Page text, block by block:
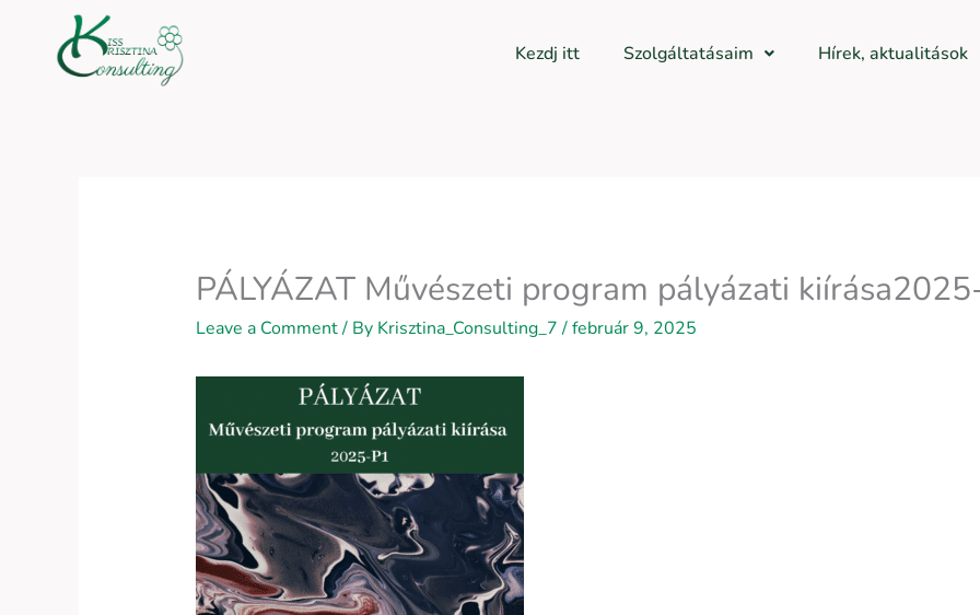
content
Kezdj itt Szolgáltatásaim Hírek, aktualitások
PÁLYÁZAT Művészeti program pályázati
Leave a Comment/ By Krisztina_Consulting_7/február 9, 2025